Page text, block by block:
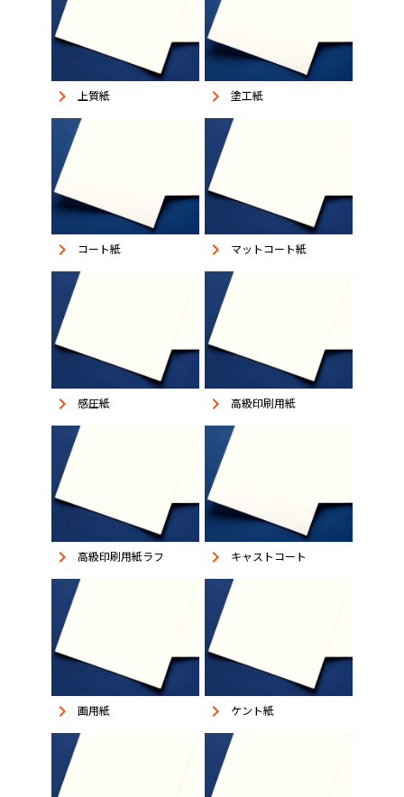
keyboard_arrow_right 上質紙 keyboard_arrow_right 塗工紙
keyboard_arrow_right コート紙 keyboard_arrow_right マットコート紙
keyboard_arrow_right 感圧紙 keyboard_arrow_right 高級印刷用紙
keyboard_arrow_right 高級印刷用紙ラフ keyboard_arrow_right キャストコート
keyboard_arrow_right 画用紙 keyboard_arrow_right ケント紙